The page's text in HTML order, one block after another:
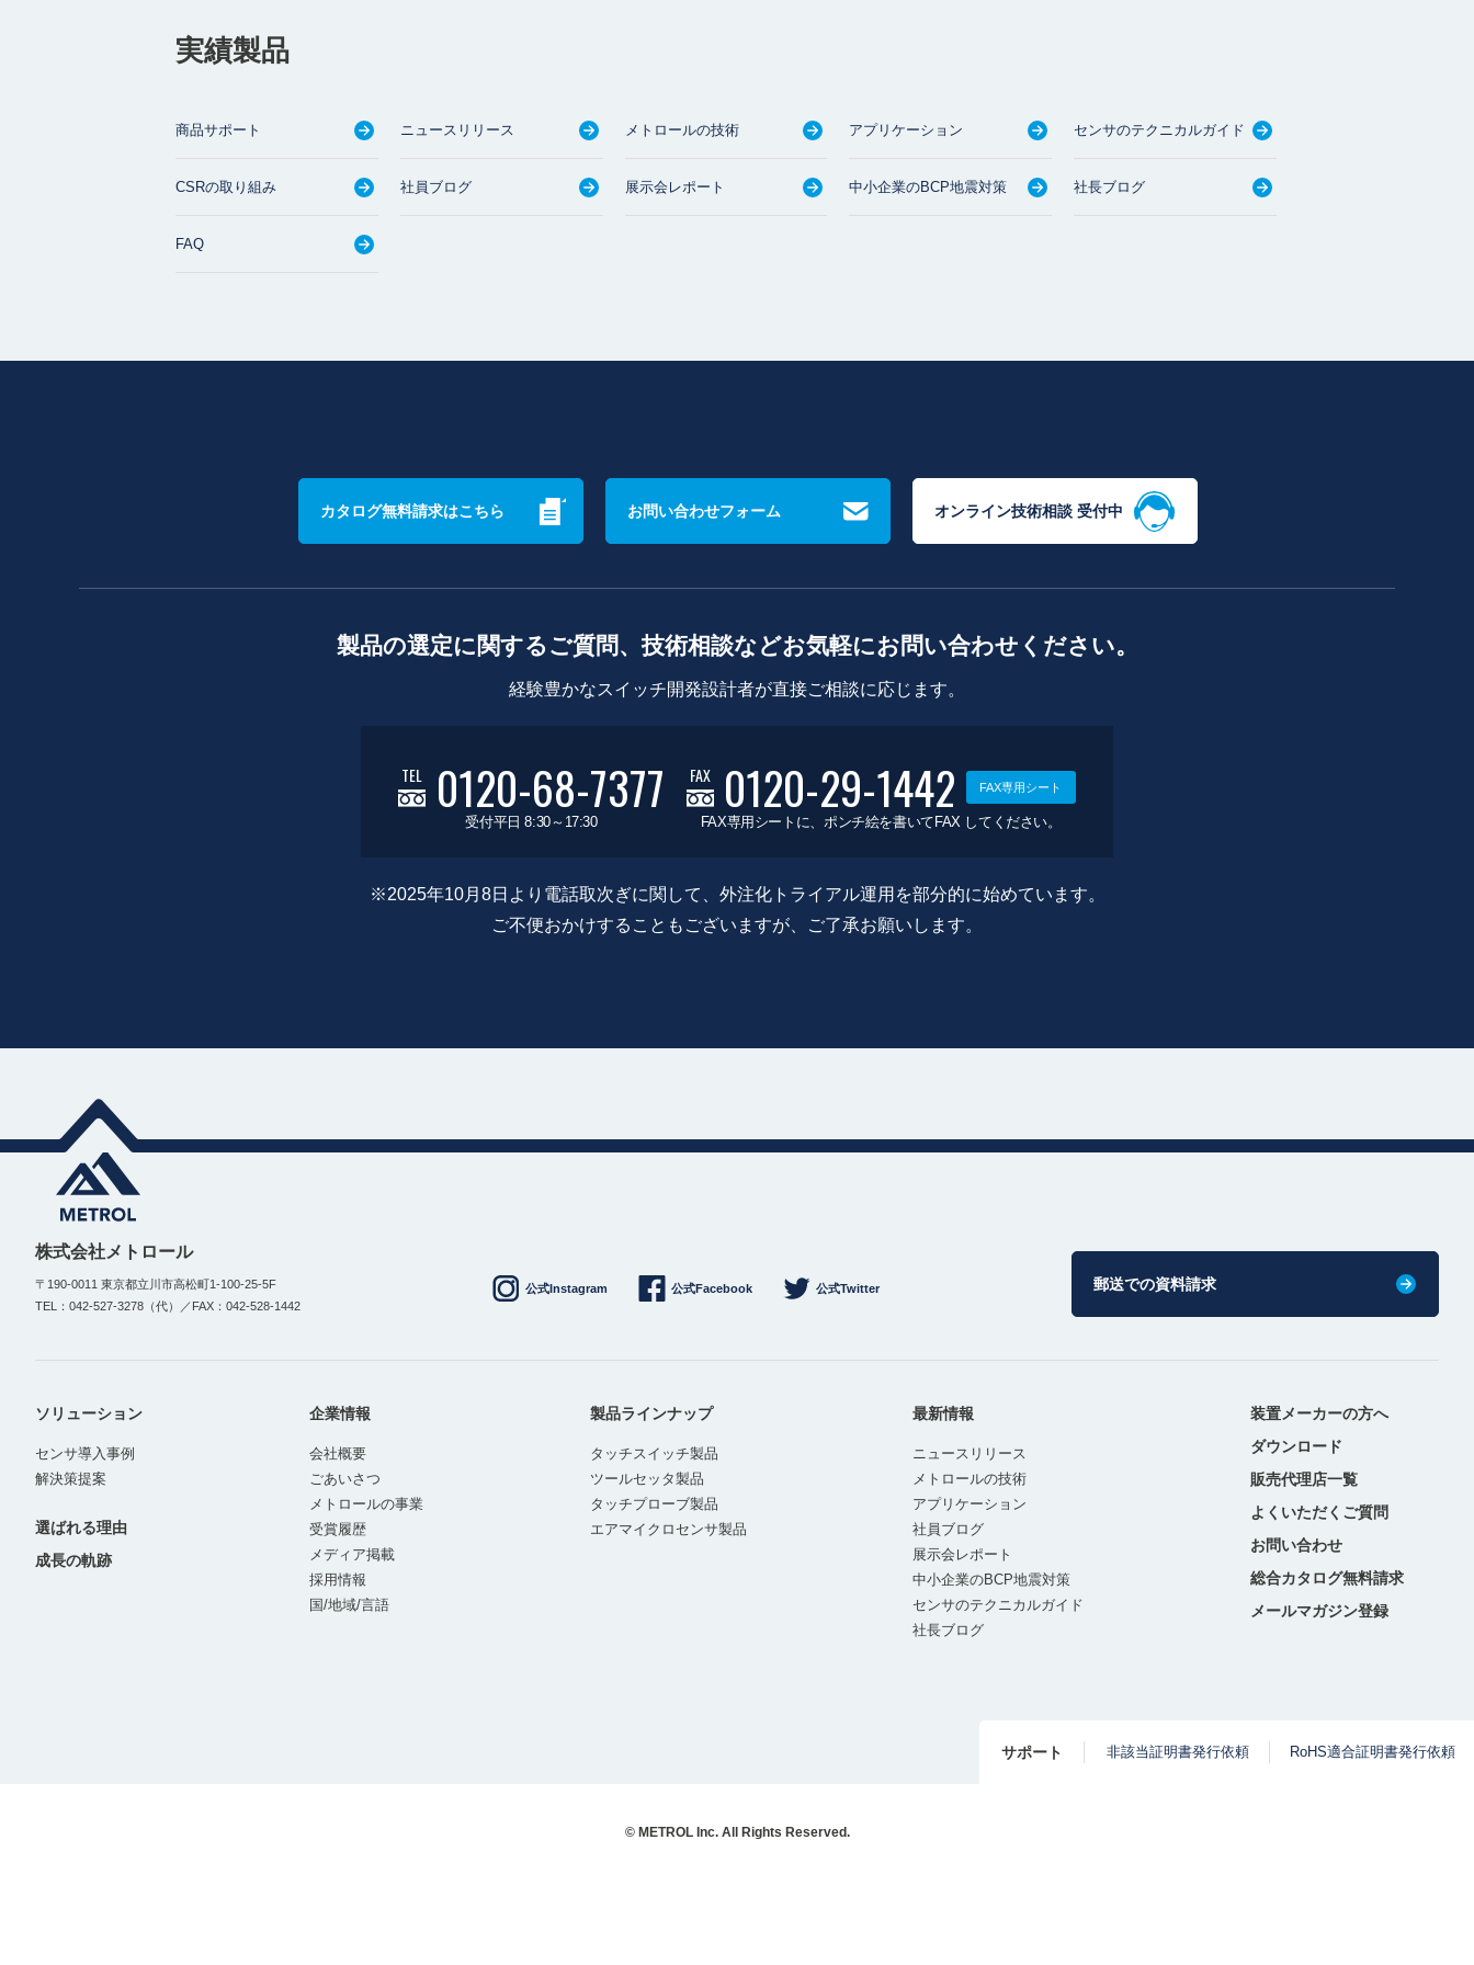
実績製品
商品サポート ニュースリリース メトロールの技術 アプリケーション センサのテクニカルガイド
CSRの取り組み 社員ブログ 展示会レポート 中小企業のBCP地震対策 社長ブログ
FAQ
カタログ無料請求はこちら お問い合わせフォーム オンライン技術相談 受付中
製品の選定に関するご質問、技術相談などお気軽にお問い合わせください。
経験豊かなスイッチ開発設計者が直接ご相談に応じます。
TEL 0120-68-7377
受付平日 8:30～17:30
FAX 0120-29-1442 FAX専用シート
FAX専用シートに、ポンチ絵を書いてFAX してください。
※2025年10月8日より電話取次ぎに関して、外注化トライアル運用を部分的に始めています。
ご不便おかけすることもございますが、ご了承お願いします。
株式会社メトロール
〒190-0011 東京都立川市高松町1-100-25-5F
TEL：042-527-3278（代）／FAX：042-528-1442
公式Instagram 公式Facebook 公式Twitter 郵送での資料請求
ソリューション
センサ導入事例
解決策提案
選ばれる理由
成長の軌跡
企業情報
会社概要
ごあいさつ
メトロールの事業
受賞履歴
メディア掲載
採用情報
国/地域/言語
製品ラインナップ
タッチスイッチ製品
ツールセッタ製品
タッチプローブ製品
エアマイクロセンサ製品
最新情報
ニュースリリース
メトロールの技術
アプリケーション
社員ブログ
展示会レポート
中小企業のBCP地震対策
センサのテクニカルガイド
社長ブログ
装置メーカーの方へ
ダウンロード
販売代理店一覧
よくいただくご質問
お問い合わせ
総合カタログ無料請求
メールマガジン登録
サポート 非該当証明書発行依頼 RoHS適合証明書発行依頼
© METROL Inc. All Rights Reserved.